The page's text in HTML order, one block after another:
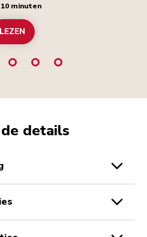
10 minuten
LEZEN
details